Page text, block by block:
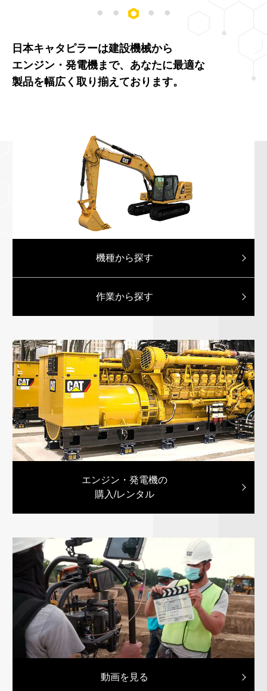
3
日本キャタピラーは建設機械から
エンジン・発電機まで、あなたに最適な
製品を幅広く取り揃えております。
機種から探す
作業から探す
エンジン・発電機の
購入/レンタル
動画を見る